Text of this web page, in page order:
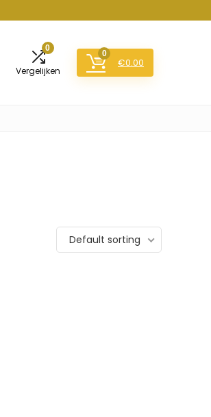
0
Vergelijken
0
€0.00
Default sorting